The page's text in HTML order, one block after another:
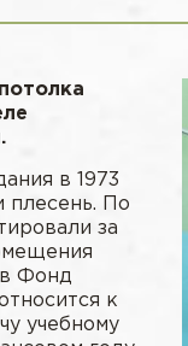
в 1973
плесень. По
за
Фонд
к
учебному